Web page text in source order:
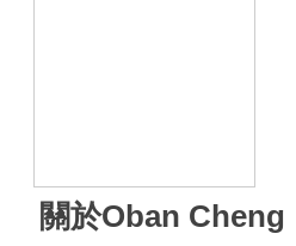
關於Oban Cheng